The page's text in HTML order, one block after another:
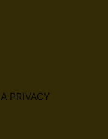
PRIVACY